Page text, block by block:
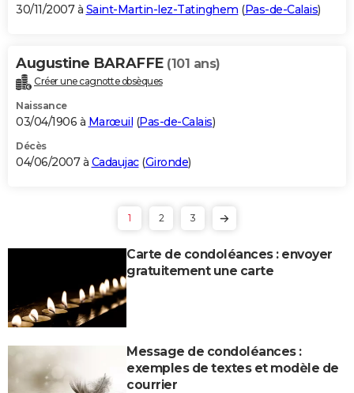
30/11/2007 à Saint-Martin-lez-Tatinghem (Pas-de-Calais)
Augustine BARAFFE (101 ans)
Créer une cagnotte obsèques
Naissance
03/04/1906 à Marœuil (Pas-de-Calais)
Décès
04/06/2007 à Cadaujac(Gironde)
1 2 3
Carte de condoléances : envoyer
gratuitement une carte
Message de condoléances :
exemples de textes et modèle de
courrier